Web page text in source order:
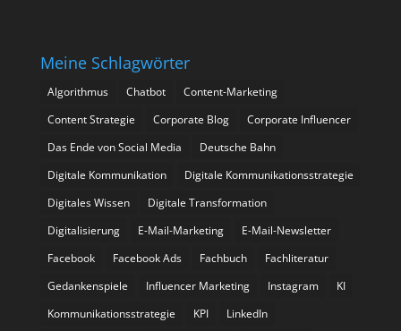
Meine Schlagwörter
Algorithmus Chatbot
Content-Marketing
Content Strategie
Corporate Blog
Corporate Influencer
Das Ende von Social Media
Deutsche Bahn
Digitale Kommunikation
Digitale Kommunikationsstrategie
Digitales Wissen
Digitale Transformation
Digitalisierung
E-Mail-Marketing
E-Mail-Newsletter
Facebook
Facebook Ads Fachbuch
Fachliteratur
Gedankenspiele
Influencer Marketing Instagram
KI
Kommunikationsstrategie
KPI
LinkedIn